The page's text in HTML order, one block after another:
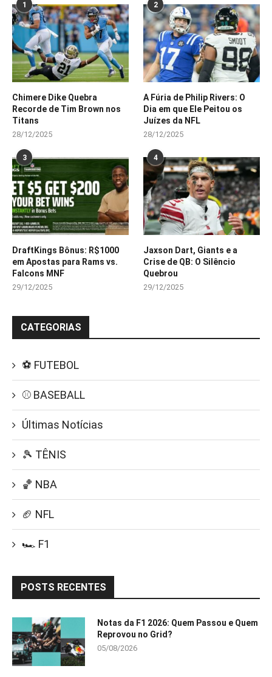
1
Chimere Dike Quebra
Recorde de Tim Brown nos
Titans
28/12/2025
2
A Fúria de Philip Rivers: O
Dia em que Ele Peitou os
Juízes da NFL
28/12/2025
3
DraftKings Bônus: R$1000
em Apostas para Rams vs.
Falcons MNF
29/12/2025
4
Jaxson Dart, Giants e a
Crise de QB: O Silêncio
Quebrou
29/12/2025
CATEGORIAS
⚽ FUTEBOL
⚾ BASEBALL
Últimas Notícias
🎾 TÊNIS
🏀 NBA
🏈 NFL
🏎️ F1
POSTS RECENTES
Notas da F1 2026: Quem Passou e Quem
Reprovou no Grid?
05/08/2026